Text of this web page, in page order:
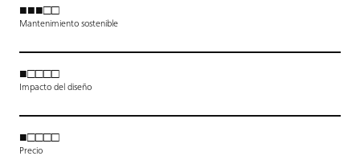
■■■□□
Mantenimiento sostenible
■□□□□
Impacto del diseño
■□□□□
Precio